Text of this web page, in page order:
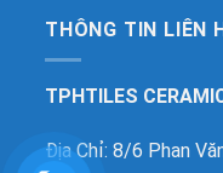
THÔNG TIN LIÊN
TPHTILES
Địa Chỉ: 8/6 Phan